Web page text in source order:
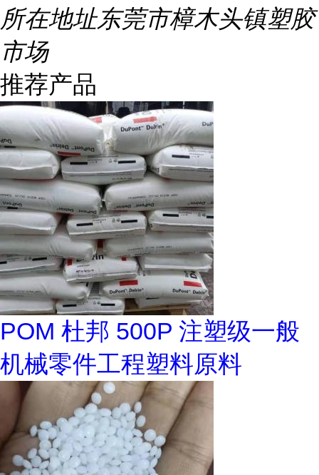
所在地址东莞市樟木头镇塑胶
市场
推荐产品
POM 杜邦 500P 注塑级一般
机械零件工程塑料原料